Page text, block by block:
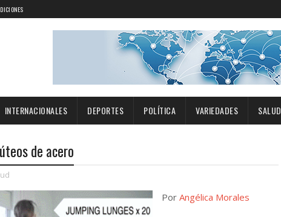
INTERNACIONALES DEPORTES POLÍTICA VARIEDADES SALUD
de acero
Por Angélica Morales